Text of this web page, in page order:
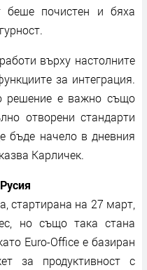
беше почистен и бяха
върху настолните
за интеграция.
решение е важно също
отворени стандарти
бъде начело в дневния
Карличек.
стартирана на 27 март,
но също така стана
Euro-Office е базиран
за продуктивност с